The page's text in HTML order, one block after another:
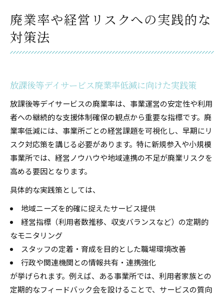
廃業率や経営リスクへの実践的な
対策法
放課後等デイサービス廃業率低減に向けた実践策
放課後等デイサービスの廃業率は、事業運営の安定性や利用
者への継続的な支援体制確保の観点から重要な指標です。廃
業率低減には、事業所ごとの経営課題を可視化し、早期にリ
スク対応策を講じる必要があります。特に新規参入や小規模
事業所では、経営ノウハウや地域連携の不足が廃業リスクを
高める要因となります。
具体的な実践策としては、
地域ニーズを的確に捉えたサービス提供
経営指標（利用者数推移、収支バランスなど）の定期的
なモニタリング
スタッフの定着・育成を目的とした職場環境改善
行政や関連機関との情報共有・連携強化
が挙げられます。例えば、ある事業所では、利用者家族との
定期的なフィードバック会を設けることで、サービスの質向